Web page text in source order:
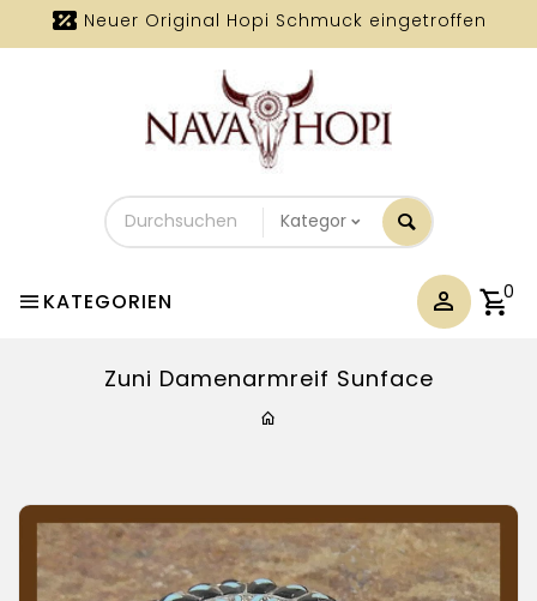
Neuer Original Hopi Schmuck eingetroffen
Durchsuchen
Sie
unseren
KATEGORIEN 0
Zuni Damenarmreif Sunface